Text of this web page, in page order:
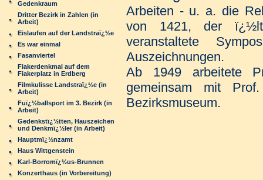
Gedenkraum
Dritter Bezirk in Zahlen (in
Arbeit)
Eislaufen auf der Landstraï¿½e
Es war einmal
Fasanviertel
Fiakerdenkmal auf dem
Fiakerplatz in Erdberg
Filmkulisse Landstraï¿½e (in
Arbeit)
Fuï¿½ballsport im 3. Bezirk (in
Arbeit)
Gedenkstï¿½tten, Hauszeichen
und Denkmï¿½ler (in Arbeit)
Hauptmï¿½nzamt
Haus Wittgenstein
Karl-Borromï¿½us-Brunnen
Konzerthaus (in Vorbereitung)
Arbeiten - u. a. die
von 1421, der
veranstaltete
Auszeichnungen.
Ab 1949 arbeitete
gemeinsam mit
Bezirksmuseum.